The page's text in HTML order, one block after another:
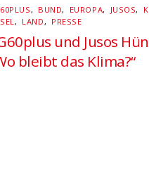
, BUND, EUROPA, JUSOS,
, LAND, PRESSE
und Jusos
bleibt das Klima?“